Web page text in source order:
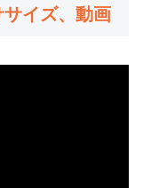
イズ、動画